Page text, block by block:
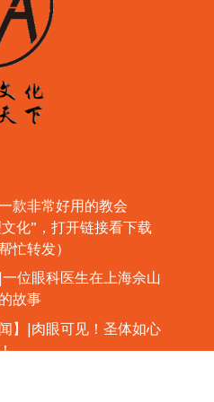
款非常好用的教会
化”，打开链接看下载
忙转发）
|一位眼科医生在上海佘山
故事
闻】|肉眼可见！圣体如心